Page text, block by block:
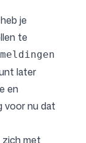
je
te
later
en
voor nu dat
zich met